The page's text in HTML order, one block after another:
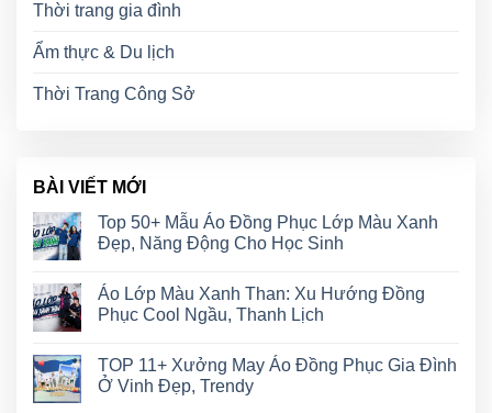
Thời trang gia đình
Ẩm thực & Du lịch
Thời Trang Công Sở
BÀI VIẾT MỚI
Top 50+ Mẫu Áo Đồng Phục Lớp Màu Xanh
Đẹp, Năng Động Cho Học Sinh
Áo Lớp Màu Xanh Than: Xu Hướng Đồng
Phục Cool Ngầu, Thanh Lịch
TOP 11+ Xưởng May Áo Đồng Phục Gia Đình
Ở Vinh Đẹp, Trendy